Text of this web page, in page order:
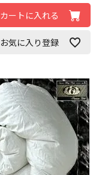
カートに入れる
お気に入り登録